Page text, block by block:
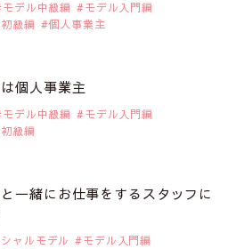
した。
モデル中級編
モデル入門編
級編
個人事業主
個人事業主
モデル中級編
モデル入門編
級編
一緒にお仕事をするスタッフに
ャルモデル
モデル入門編